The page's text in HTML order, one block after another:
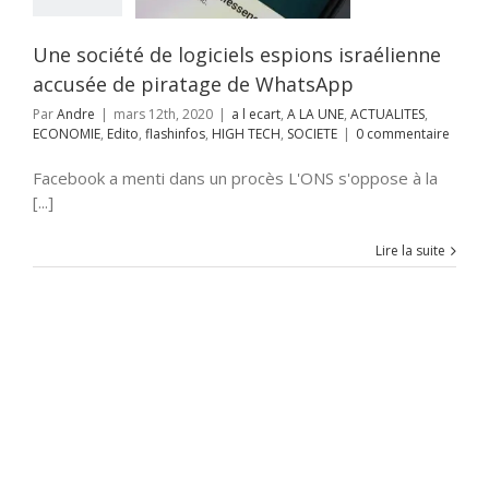
SOCIETE
Une société de logiciels espions israélienne
accusée de piratage de WhatsApp
ParAndre | mars 12th, 2020 | a l ecart, A LA UNE, ACTUALITES,
ECONOMIE, Edito, flashinfos, HIGH TECH, SOCIETE | 0 commentaire
Facebook a menti dans un procès L'ONS s'oppose à la
[...]
Lire la suite